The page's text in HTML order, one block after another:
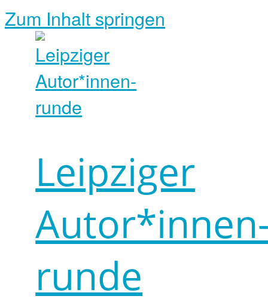
Zum Inhalt springen
Leipziger
runde